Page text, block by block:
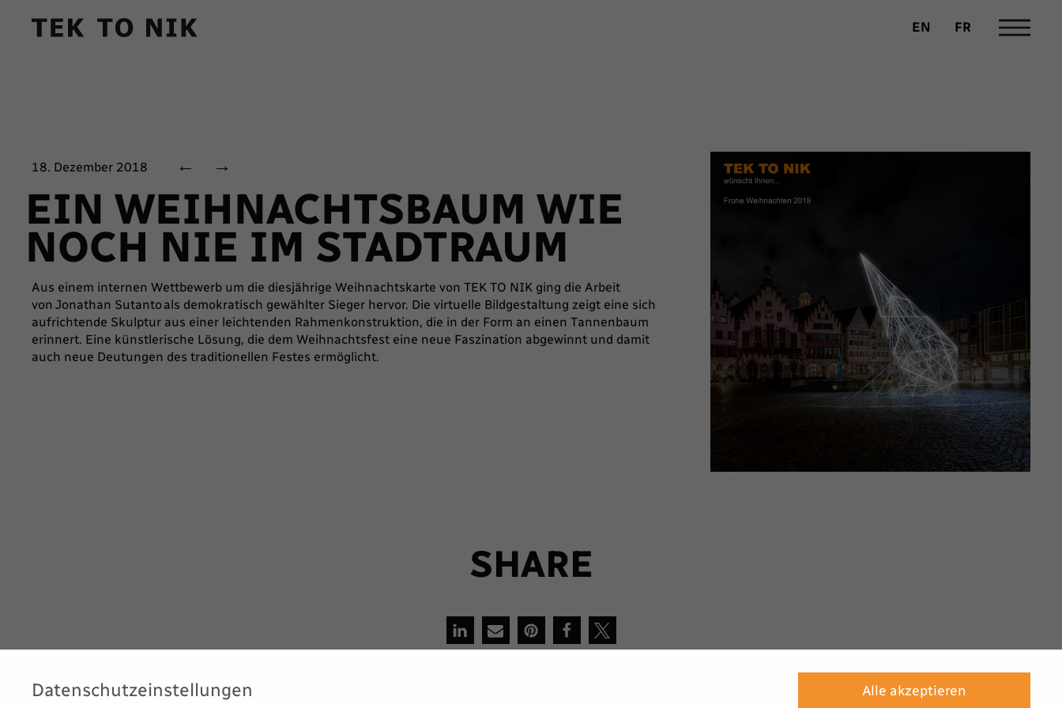
EN FR
18. Dezember 2018 ← →
EIN WEIHNACHTSBAUM WIE
NOCH NIE IM STADTRAUM
Aus einem internen Wettbewerb um die diesjährige Weihnachtskarte von TEK TO NIK ging die Arbeit
von Jonathan Sutanto als demokratisch gewählter Sieger hervor. Die virtuelle Bildgestaltung zeigt eine sich
aufrichtende Skulptur aus einer leichtenden Rahmenkonstruktion, die in der Form an einen Tannenbaum
erinnert. Eine künstlerische Lösung, die dem Weihnachtsfest eine neue Faszination abgewinnt und damit
auch neue Deutungen des traditionellen Festes ermöglicht.
SHARE
Datenschutzeinstellungen Alle akzeptieren